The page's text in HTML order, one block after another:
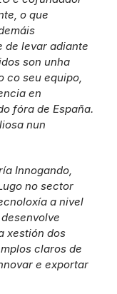
o que
de levar adiante
son unha
co seu equipo,
en
fóra de España.
nun
Innogando,
no sector
a nivel
xestión dos
claros de
e exportar